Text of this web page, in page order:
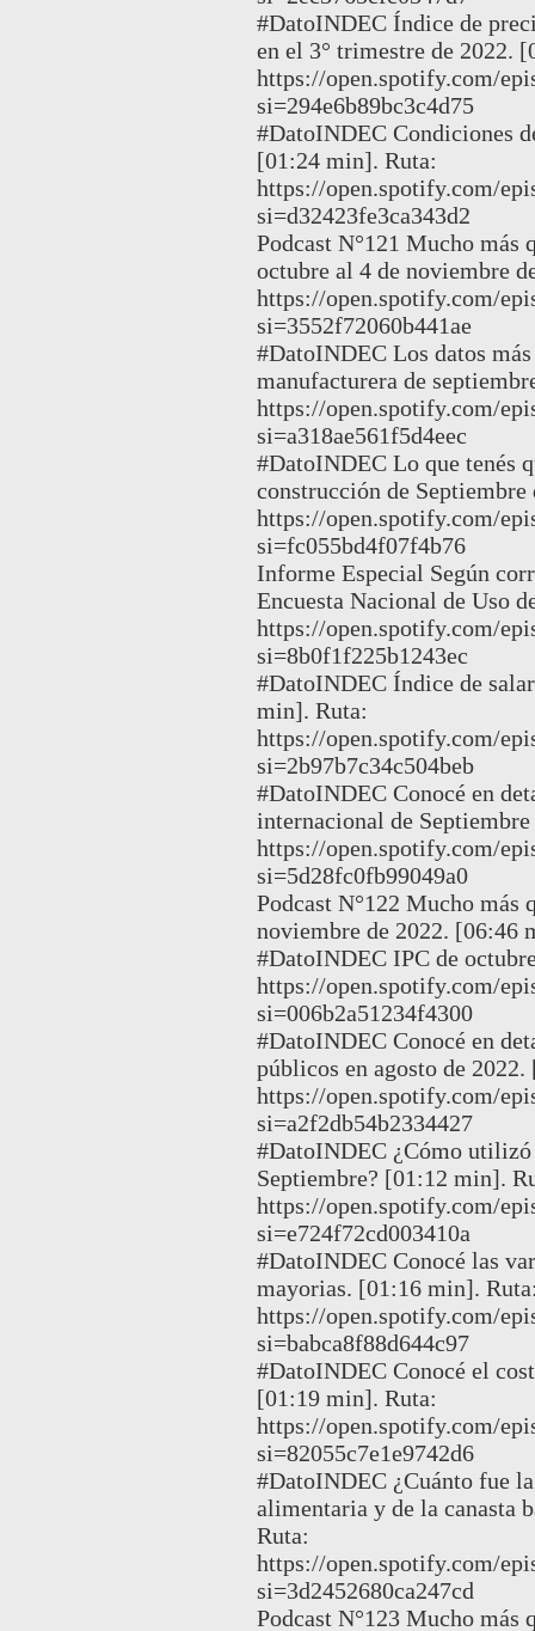
#DatoINDEC Índice de
en el 3° trimestre de 2022.
https://open.spotify.com/
si=294e6b89bc3c4d75
#DatoINDEC Condiciones
[01:24 min]. Ruta:
https://open.spotify.com/
si=d32423fe3ca343d2
Podcast N°121 Mucho más
octubre al 4 de noviembre
https://open.spotify.com/
si=3552f72060b441ae
#DatoINDEC Los datos
manufacturera de
https://open.spotify.com/
si=a318ae561f5d4eec
#DatoINDEC Lo que tenés
construcción de
https://open.spotify.com/
si=fc055bd4f07f4b76
Informe Especial Según
Encuesta Nacional de Uso
https://open.spotify.com/
si=8b0f1f225b1243ec
#DatoINDEC Índice de
min]. Ruta:
https://open.spotify.com/
si=2b97b7c34c504beb
#DatoINDEC Conocé en
internacional de
https://open.spotify.com/
si=5d28fc0fb99049a0
Podcast N°122 Mucho más
noviembre de 2022. [06:46
#DatoINDEC IPC de
https://open.spotify.com/
si=006b2a51234f4300
#DatoINDEC Conocé en
públicos en agosto de
https://open.spotify.com/
si=a2f2db54b2334427
#DatoINDEC ¿Cómo
Septiembre? [01:12 min].
https://open.spotify.com/
si=e724f72cd003410a
#DatoINDEC Conocé las
mayorias. [01:16 min].
https://open.spotify.com/
si=babca8f88d644c97
#DatoINDEC Conocé el
[01:19 min]. Ruta:
https://open.spotify.com/
si=82055c7e1e9742d6
#DatoINDEC ¿Cuánto fue
alimentaria y de la canasta
Ruta:
https://open.spotify.com/
si=3d2452680ca247cd
Podcast N°123 Mucho más